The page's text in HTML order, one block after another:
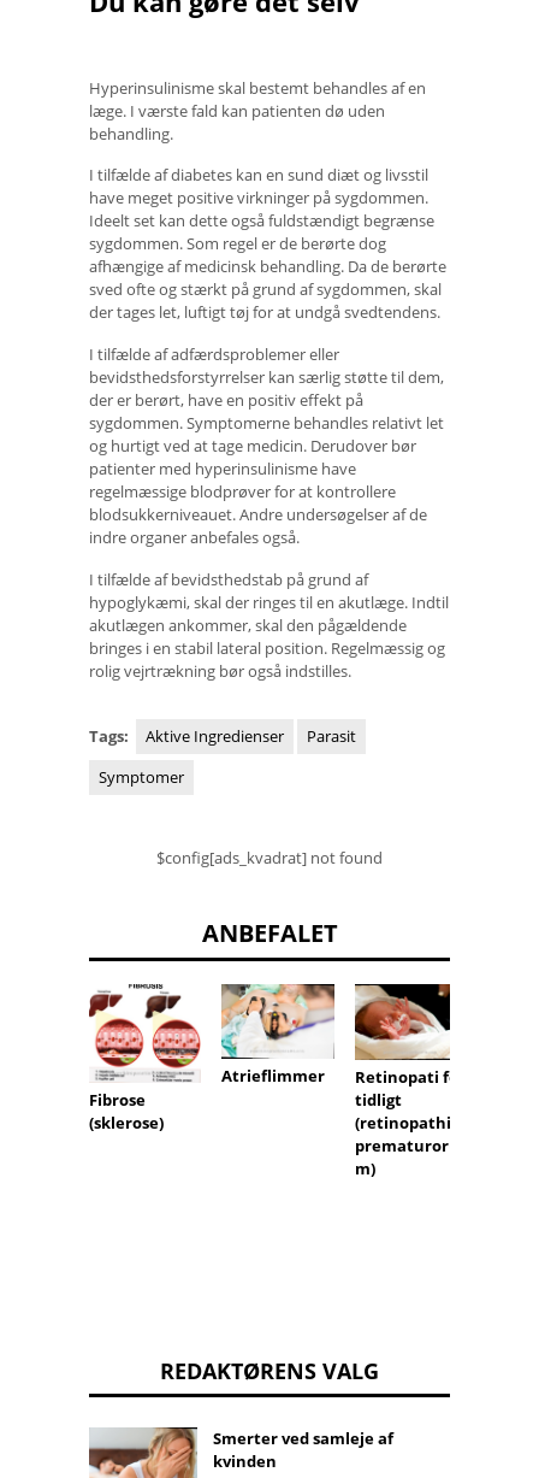
Hyperinsulinisme skal bestemt behandles af en
læge. I værste fald kan patienten dø uden
behandling.
I tilfælde af diabetes kan en sund diæt og livsstil
have meget positive virkninger på sygdommen.
Ideelt set kan dette også fuldstændigt begrænse
sygdommen. Som regel er de berørte dog
afhængige af medicinsk behandling. Da de berørte
sved ofte og stærkt på grund af sygdommen, skal
der tages let, luftigt tøj for at undgå svedtendens.
I tilfælde af adfærdsproblemer eller
bevidsthedsforstyrrelser kan særlig støtte til dem,
der er berørt, have en positiv effekt på
sygdommen. Symptomerne behandles relativt let
og hurtigt ved at tage medicin. Derudover bør
patienter med hyperinsulinisme have
regelmæssige blodprøver for at kontrollere
blodsukkerniveauet. Andre undersøgelser af de
indre organer anbefales også.
I tilfælde af bevidsthedstab på grund af
hypoglykæmi, skal der ringes til en akutlæge. Indtil
akutlægen ankommer, skal den pågældende
bringes i en stabil lateral position. Regelmæssig og
rolig vejrtrækning bør også indstilles.
Tags: Aktive Ingredienser
Parasit
Symptomer
$config[ads_kvadrat] not found
ANBEFALET
Fibrose
(sklerose)
Atrieflimmer
Retinopati for
tidligt
(retinopathia
prematuroru
m)
REDAKTØRENS VALG
Smerter ved samleje af
kvinden